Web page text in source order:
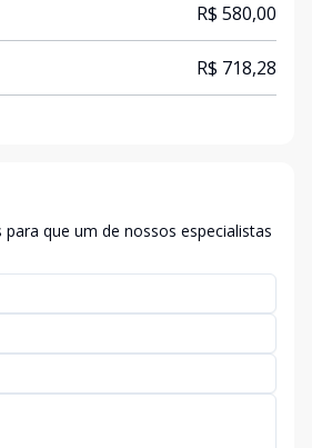
R$ 580,00
R$ 718,28
que um de nossos especialistas